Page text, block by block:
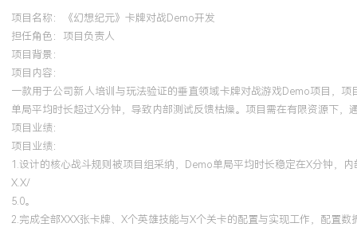
项目名称：《幻想纪元》卡牌对战Demo开发
担任角色： 项目负责人
项目背景：
项目内容：
一款用于公司新人培训与玩法验证的垂直领域卡牌对战游戏Demo项目，
单局平均时长超过X分钟，导致内部测试反馈枯燥。项目需在有限资源下，
项目业绩：
项目业绩：
1.设计的核心战斗规则被项目组采纳，Demo单局平均时长稳定在X分钟，
X.X/
5.0。
2.完成全部XXX张卡牌、X个英雄技能与X个关卡的配置与实现工作，配置数